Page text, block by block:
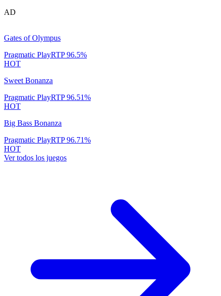
AD
Gates of Olympus
Pragmatic PlayRTP96.5%
HOT
Sweet Bonanza
Pragmatic PlayRTP96.51%
HOT
Big Bass Bonanza
Pragmatic PlayRTP96.71%
HOT
Ver todos los juegos